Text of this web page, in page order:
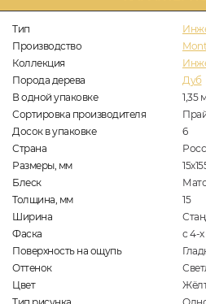
Тип
Производство
Коллекция
Порода дерева
Дуб
В одной упаковке
1,35 м
Сортировка производителя
Досок в упаковке
6
Страна
Размеры, мм
Блеск
Толщина, мм
15
Ширина
Фаска
с 4-
Поверхность на ощупь
Оттенок
Цвет